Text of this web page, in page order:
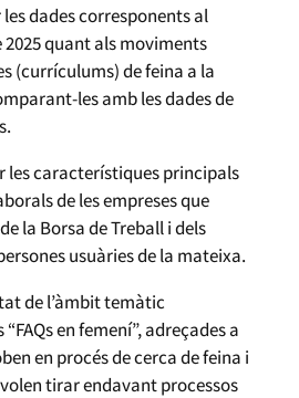
dades corresponents al
quant als moviments
(currículums) de feina a la
les amb les dades de
les característiques principals
de les empreses que
la Borsa de Treball i dels
usuàries de la mateixa.
de l’àmbit temàtic
en femení”, adreçades a
en procés de cerca de feina i
tirar endavant processos